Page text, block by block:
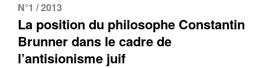
N°1 / 2013
La position du philosophe Constantin
Brunner dans le cadre de
l’antisionisme juif